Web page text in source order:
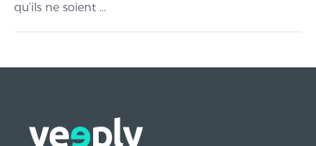
qu’ils ne soient ...